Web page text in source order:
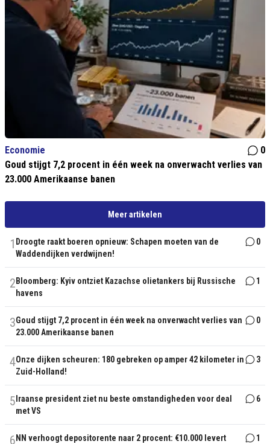
Economie
0
Goud stijgt 7,2 procent in één week na onverwacht verlies van
23.000 Amerikaanse banen
Meer artikelen
1 Droogte raakt boeren opnieuw: Schapen moeten van de
Waddendijken verdwijnen!
0
2 Bloomberg: Kyiv ontziet Kazachse olietankers bij Russische
havens
1
3Goud stijgt 7,2 procent in één week na onverwacht verlies van
23.000 Amerikaanse banen
0
4Onze dijken scheuren: 180 gebreken op amper 42 kilometer in
Zuid-Holland!
3
5 Iraanse president ziet nu beste omstandigheden voor deal
met VS
6
6 NN verhoogt depositorente naar 2 procent: €10.000 levert 1